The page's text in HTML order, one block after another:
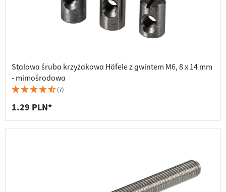
Stalowa śruba krzyżakowa Häfele z gwintem M6, 8 x 14 mm
- mimośrodowa
(7)
1.29 PLN*